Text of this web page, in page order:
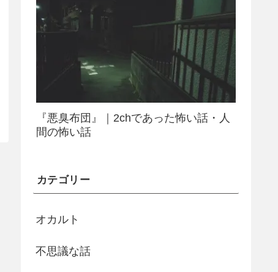
『悪臭布団』｜2chであった怖い話・人
間の怖い話
カテゴリー
オカルト
不思議な話